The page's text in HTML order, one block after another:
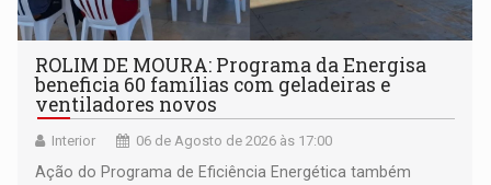
ROLIM DE MOURA: Programa da Energisa
beneficia 60 famílias com geladeiras e
ventiladores novos
Interior 06 de Agosto de 2026 às 17:00
Ação do Programa de Eficiência Energética também